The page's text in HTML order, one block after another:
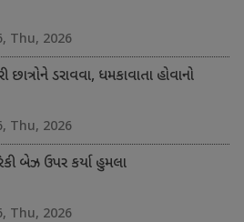
Thu, 2026
છાત્રોને ડરાવવા, ધમકાવાતા હોવાનો
Thu, 2026
બેઝ ઉપર કર્યા હુમલા
Thu, 2026